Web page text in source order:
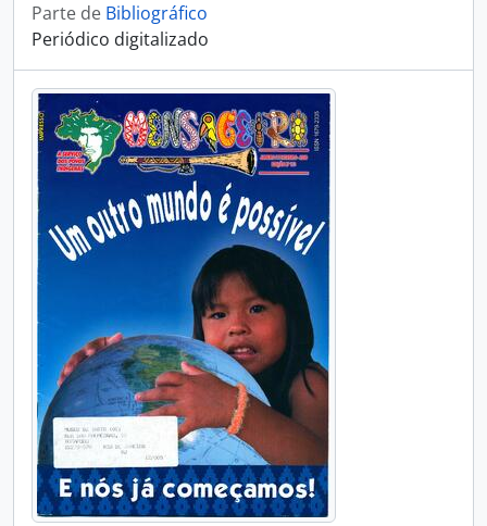
Parte de Bibliográfico
Periódico digitalizado